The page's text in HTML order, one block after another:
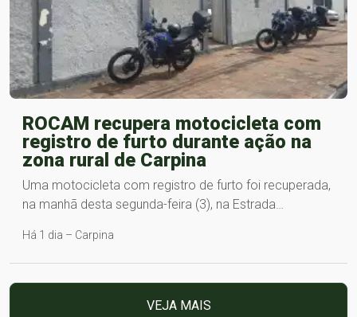
ROCAM recupera motocicleta com
registro de furto durante ação na
zona rural de Carpina
Uma motocicleta com registro de furto foi recuperada,
na manhã desta segunda-feira (3), na Estrada…
Há 1 dia – Carpina
VEJA MAIS